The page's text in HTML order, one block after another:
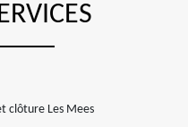
clôture Les Mees